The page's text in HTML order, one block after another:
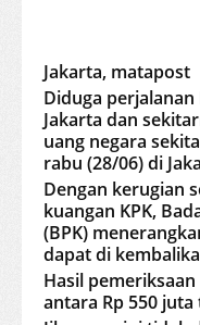
Jakarta, matapost
Diduga perjalanan
Jakarta dan
uang negara
rabu (28/06) di
Dengan kerugian
kuangan KPK,
(BPK)
dapat di
Hasil pemeriksaan
antara Rp 550 juta